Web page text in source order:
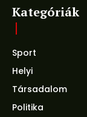
Kategóriák
Sport
Helyi
Társadalom
Politika